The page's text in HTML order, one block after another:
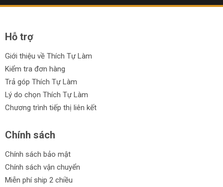
Hỗ trợ
Giới thiệu về Thích Tự Làm
Kiểm tra đơn hàng
Trả góp Thích Tự Làm
Lý do chọn Thích Tự Làm
Chương trình tiếp thị liên kết
Chính sách
Chính sách bảo mật
Chính sách vận chuyển
Miễn phí ship 2 chiều